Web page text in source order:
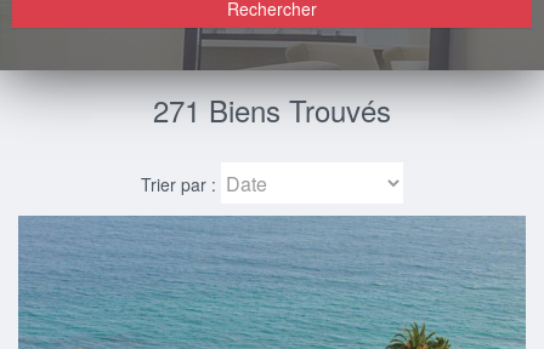
Rechercher
271 Biens Trouvés
Trier par :